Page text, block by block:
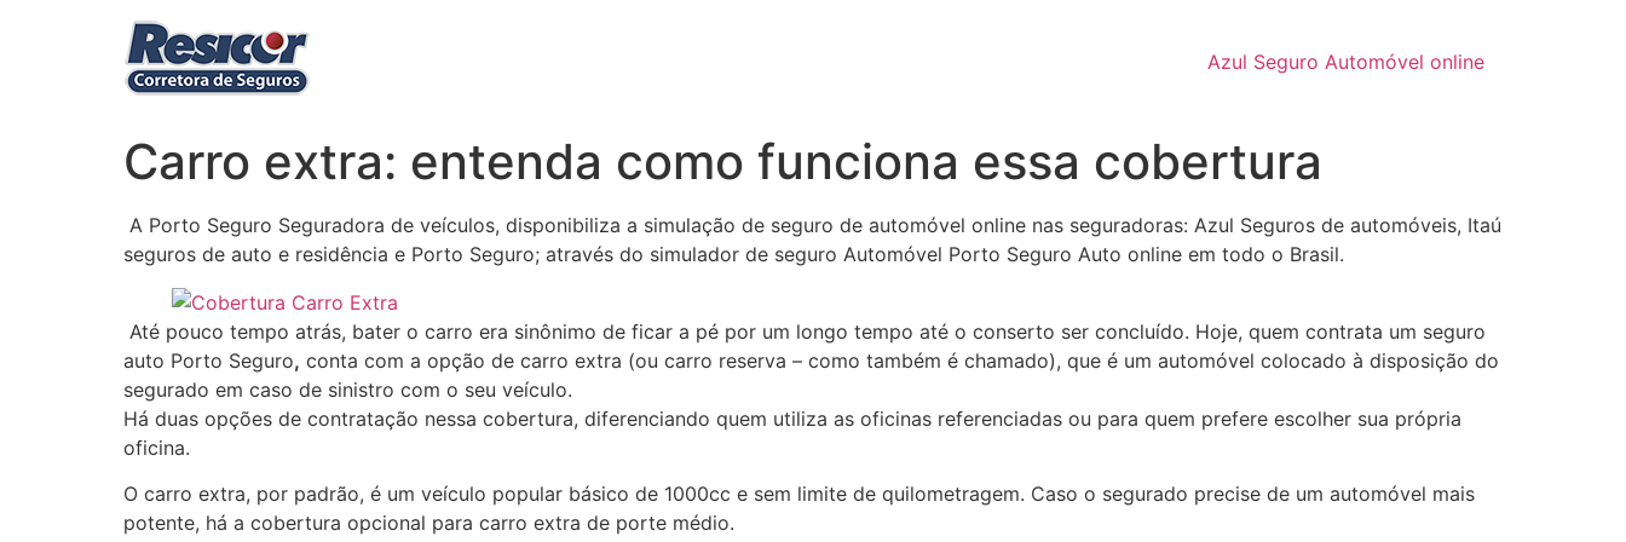
Azul Seguro Automóvel online
Carro extra: entenda como funciona essa cobertura
A Porto Seguro Seguradora de veículos, disponibiliza a simulação de seguro de automóvel online nas seguradoras: Azul Seguros de automóveis, Itaú
seguros de auto e residência e Porto Seguro; através do simulador de seguro Automóvel Porto Seguro Auto online em todo o Brasil.
Até pouco tempo atrás, bater o carro era sinônimo de ficar a pé por um longo tempo até o conserto ser concluído. Hoje, quem contrata um seguro
auto Porto Seguro, conta com a opção de carro extra (ou carro reserva – como também é chamado), que é um automóvel colocado à disposição do
segurado em caso de sinistro com o seu veículo.
Há duas opções de contratação nessa cobertura, diferenciando quem utiliza as oficinas referenciadas ou para quem prefere escolher sua própria
oficina.
O carro extra, por padrão, é um veículo popular básico de 1000cc e sem limite de quilometragem. Caso o segurado precise de um automóvel mais
potente, há a cobertura opcional para carro extra de porte médio.